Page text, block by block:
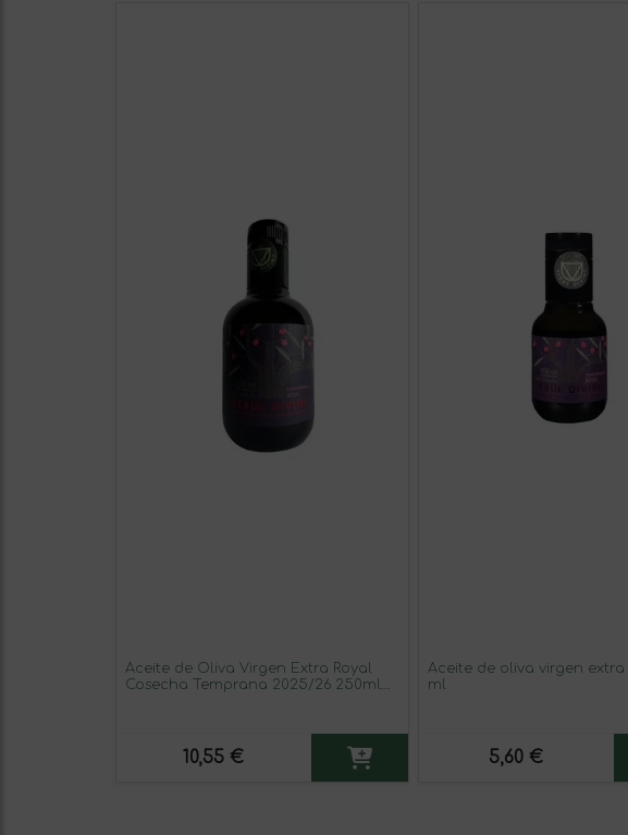
Aceite de Oliva Virgen Extra Royal
Cosecha Temprana 2025/26 250ml
10,55 €
Aceite de oliva virgen extra
ml
5,60 €